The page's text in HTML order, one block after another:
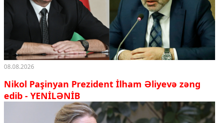
08.08.2026
Nikol Paşinyan Prezident İlham Əliyevə zəng
edib - YENİLƏNİB